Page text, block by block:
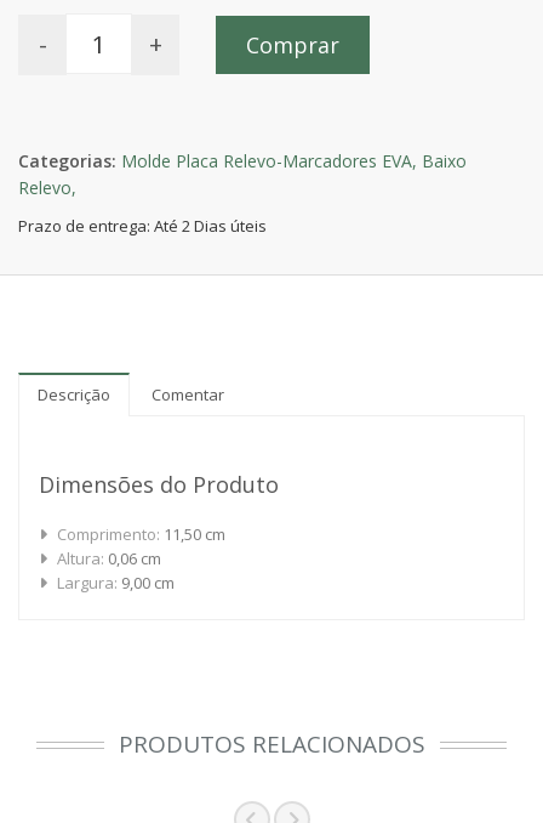
- + Comprar
Categorias: Molde Placa Relevo-Marcadores EVA, Baixo
Relevo,
Prazo de entrega: Até 2 Dias úteis
Descrição Comentar
Dimensões do Produto
Comprimento: 11,50 cm
Altura: 0,06 cm
Largura: 9,00 cm
PRODUTOS RELACIONADOS